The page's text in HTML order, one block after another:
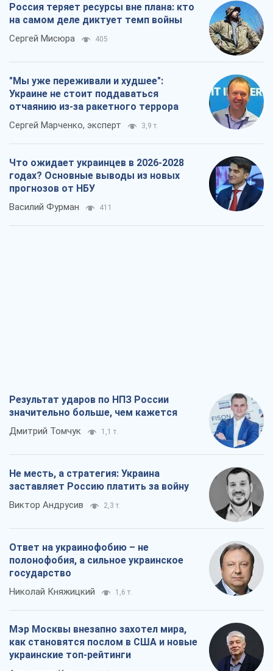
Россия теряет ресурсы вне плана: кто
на самом деле диктует темп войны
Сергей Мисюра 405
"Мы уже переживали и худшее":
Украине не стоит поддаваться
отчаянию из-за ракетного террора
Сергей Марченко, эксперт 3,9 т.
Что ожидает украинцев в 2026-2028
годах? Основные выводы из новых
прогнозов от НБУ
Василий Фурман 411
Результат ударов по НПЗ России
значительно больше, чем кажется
Дмитрий Томчук 1,1 т.
Не месть, а стратегия: Украина
заставляет Россию платить за войну
Виктор Андрусив 2,3 т.
Ответ на украинофобию – не
полонофобия, а сильное украинское
государство
Николай Княжицкий 1,6 т.
Мэр Москвы внезапно захотел мира,
как становятся послом в США и новые
украинские топ-рейтинги